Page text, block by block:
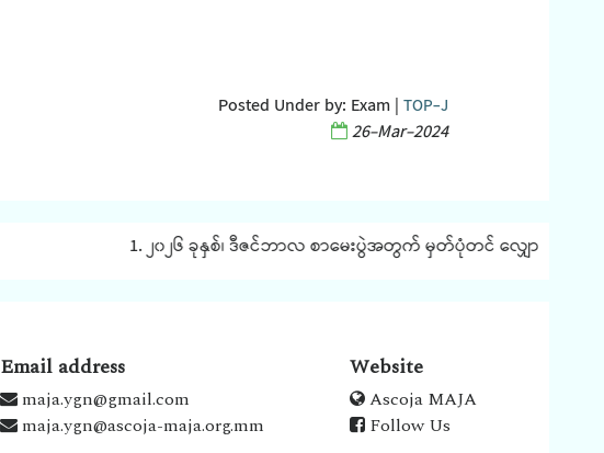
Posted Under by: Exam| TOP-J
26-Mar-2024
1. ၂၀၂၆ ခုနှစ်၊ ဒီဇင်ဘာလ စာမေးပွဲအတွက် မှတ်ပုံတင် လျှောက်ထားခြင်း
Email address
maja.ygn@gmail.com
maja.ygn@ascoja-maja.org.mm
Website
Ascoja MAJA
Follow Us